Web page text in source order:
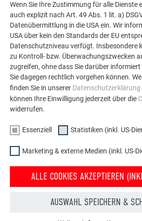
Fassade.
MEHR REFERENZEN ANSEHEN
Wenn Sie Ihre Zustimmung für alle Dienste
auch explizit nach Art. 49 Abs. 1 lit. a)
Datenübermittlung in die USA ein. Wir
USA über kein den Standards der EU
Datenschutzniveau verfügt. Insbesondere
zu Kontroll- bzw. Überwachungszwecken
zugreifen, ohne dass Sie darüber
Sie dagegen rechtlich vorgehen können.
finden Sie in unserer Datenschutzerklärung
können Ihre Einwilligung jederzeit über die
widerrufen.
Essenziell Statistiken (inkl. US-
Marketing & externe Medien (inkl. US-
ALLE COOKIES AKZEPTIEREN
AUSWAHL SPEICHERN &